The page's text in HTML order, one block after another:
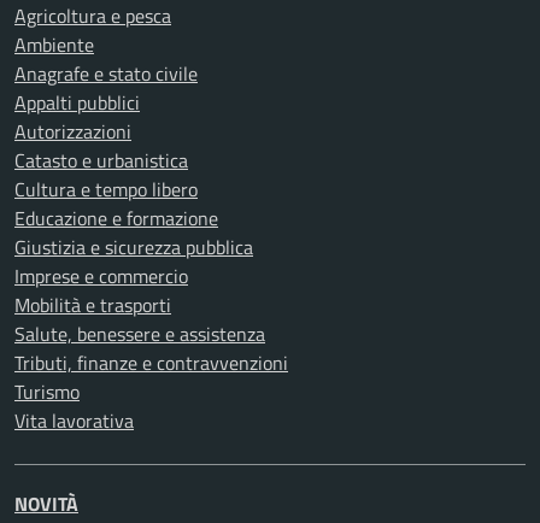
Agricoltura e pesca
Ambiente
Anagrafe e stato civile
Appalti pubblici
Autorizzazioni
Catasto e urbanistica
Cultura e tempo libero
Educazione e formazione
Giustizia e sicurezza pubblica
Imprese e commercio
Mobilità e trasporti
Salute, benessere e assistenza
Tributi, finanze e contravvenzioni
Turismo
Vita lavorativa
NOVITÀ